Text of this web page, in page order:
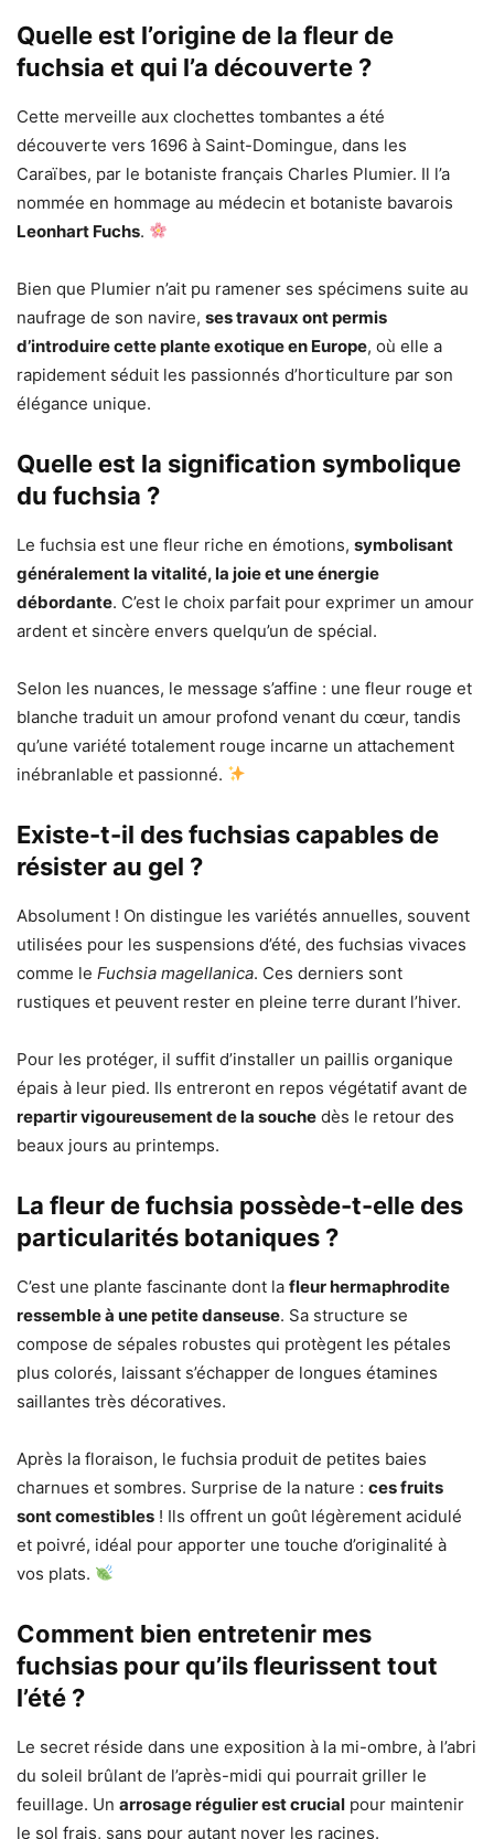
Quelle est l’origine de la fleur de
fuchsia et qui l’a découverte ?
Cette merveille aux clochettes tombantes a été
découverte vers 1696 à Saint-Domingue, dans les
Caraïbes, par le botaniste français Charles Plumier. Il l’a
nommée en hommage au médecin et botaniste bavarois
Leonhart Fuchs.
Bien que Plumier n’ait pu ramener ses spécimens suite au
naufrage de son navire, ses travaux ont permis
d’introduire cette plante exotique en Europe, où elle a
rapidement séduit les passionnés d’horticulture par son
élégance unique.
Quelle est la signification symbolique
du fuchsia ?
Le fuchsia est une fleur riche en émotions, symbolisant
généralement la vitalité, la joie et une énergie
débordante. C’est le choix parfait pour exprimer un amour
ardent et sincère envers quelqu’un de spécial.
Selon les nuances, le message s’affine : une fleur rouge et
blanche traduit un amour profond venant du cœur, tandis
qu’une variété totalement rouge incarne un attachement
inébranlable et passionné.
Existe-t-il des fuchsias capables de
résister au gel ?
Absolument ! On distingue les variétés annuelles, souvent
utilisées pour les suspensions d’été, des fuchsias vivaces
comme le Fuchsia magellanica. Ces derniers sont
rustiques et peuvent rester en pleine terre durant l’hiver.
Pour les protéger, il suffit d’installer un paillis organique
épais à leur pied. Ils entreront en repos végétatif avant de
repartir vigoureusement de la souche dès le retour des
beaux jours au printemps.
La fleur de fuchsia possède-t-elle des
particularités botaniques ?
C’est une plante fascinante dont la fleur hermaphrodite
ressemble à une petite danseuse. Sa structure se
compose de sépales robustes qui protègent les pétales
plus colorés, laissant s’échapper de longues étamines
saillantes très décoratives.
Après la floraison, le fuchsia produit de petites baies
charnues et sombres. Surprise de la nature : ces fruits
sont comestibles ! Ils offrent un goût légèrement acidulé
et poivré, idéal pour apporter une touche d’originalité à
vos plats.
Comment bien entretenir mes
fuchsias pour qu’ils fleurissent tout
l’été ?
Le secret réside dans une exposition à la mi-ombre, à l’abri
du soleil brûlant de l’après-midi qui pourrait griller le
feuillage. Un arrosage régulier est crucial pour maintenir
le sol frais, sans pour autant noyer les racines.